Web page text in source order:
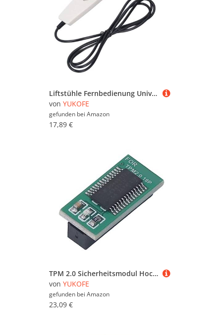
Liftstühle Fernbedienung Universal 2 Druck 5 Pin Liftstühle Handsteuer für Stromschärfe für ältere Pflegehaus anwendbar
von YUKOFE
gefunden bei Amazon
17,89 €
TPM 2.0 Sicherheitsmodul Hochverschlüsselungsprozessor für Windows 11 -kompatible 100 -Serie
von YUKOFE
gefunden bei Amazon
23,09 €